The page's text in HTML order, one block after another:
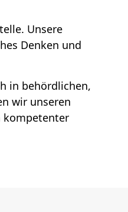
Unsere
Denken und
in behördlichen,
wir unseren
kompetenter